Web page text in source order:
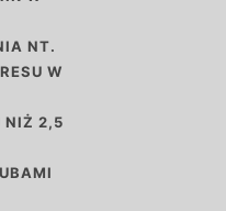
NT.
W
NIŻ 2,5